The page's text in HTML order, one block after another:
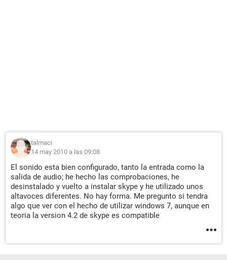
talmaci
14 may 2010 a las 09:08
El sonido esta bien configurado, tanto la entrada como la
salida de audio; he hecho las comprobaciones, he
desinstalado y vuelto a instalar skype y he utilizado unos
altavoces diferentes. No hay forma. Me pregunto si tendra
algo que ver con el hecho de utilizar windows 7, aunque en
teoria la version 4.2 de skype es compatible